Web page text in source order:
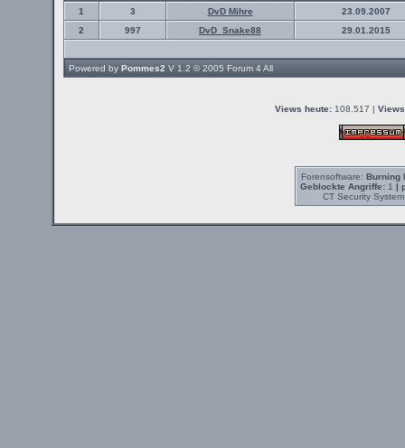
1
3 DvD Mihre
23.09.2007
2
997 DvD_Snake88 29.01.2015
Powered by Pommes2 V 1.2 © 2005 Forum 4 All
Views heute: 108.517 |
Forensoftware: Burning
Geblockte Angriffe:1 |
CT Security